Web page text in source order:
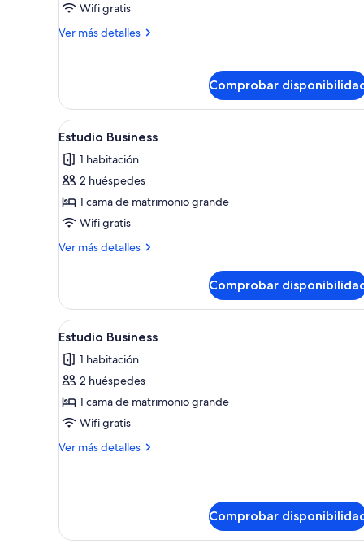
Habitación
triple
Wifi gratis
Ver más detalles
Más
clásica
Comprobar
Abrir
todas
las
fotos
de
Estudio
Business
Habitación compacta con
6
Estudio Business
1 habitación
2 huéspedes
1 cama de matrimonio grande
Wifi gratis
Ver más detalles
Más
Business
Comprobar
Abrir
todas
las
fotos
de
Estudio
Business
Habitación compacta con
6
Estudio Business
1 habitación
2 huéspedes
1 cama de matrimonio grande
Wifi gratis
Ver más detalles
Más
Comprobar